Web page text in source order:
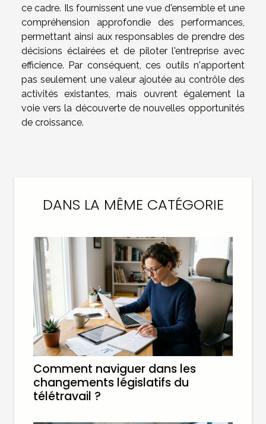
ce cadre. Ils fournissent une vue d'ensemble et une
compréhension approfondie des performances,
permettant ainsi aux responsables de prendre des
décisions éclairées et de piloter l'entreprise avec
efficience. Par conséquent, ces outils n'apportent
pas seulement une valeur ajoutée au contrôle des
activités existantes, mais ouvrent également la
voie vers la découverte de nouvelles opportunités
de croissance.
DANS LA MÊME CATÉGORIE
Comment naviguer dans les
changements législatifs du
télétravail ?